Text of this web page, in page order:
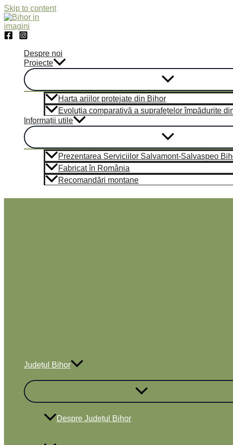
Skip to content
Despre noi
Proiecte
Harta ariilor protejate din Bihor
Evoluția comparativă a suprafețelor împădurite
Informații utile
Prezentarea Serviciilor Salvamont-Salvaspeo Bihor
Fabricat în România
Recomandări montane
Județul Bihor
Despre Județul Bihor